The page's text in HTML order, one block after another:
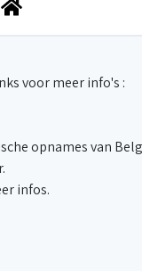
voor meer info's :
opnames van
infos.